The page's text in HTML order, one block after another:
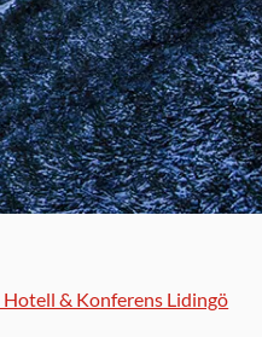
& Konferens Lidingö